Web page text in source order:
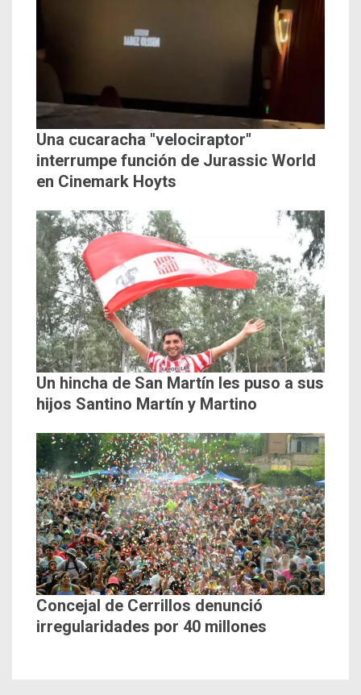
Una cucaracha "velociraptor"
interrumpe función de Jurassic World
en Cinemark Hoyts
Un hincha de San Martín les puso a sus
hijos Santino Martín y Martino
Concejal de Cerrillos denunció
irregularidades por 40 millones